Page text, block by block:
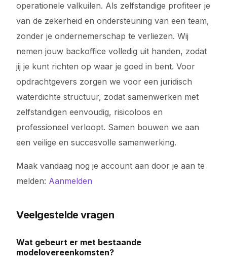
operationele valkuilen. Als zelfstandige profiteer je
van de zekerheid en ondersteuning van een team,
zonder je ondernemerschap te verliezen. Wij
nemen jouw backoffice volledig uit handen, zodat
jij je kunt richten op waar je goed in bent. Voor
opdrachtgevers zorgen we voor een juridisch
waterdichte structuur, zodat samenwerken met
zelfstandigen eenvoudig, risicoloos en
professioneel verloopt. Samen bouwen we aan
een veilige en succesvolle samenwerking.
Maak vandaag nog je account aan door je aan te
melden: Aanmelden
Veelgestelde vragen
Wat gebeurt er met bestaande
modelovereenkomsten?